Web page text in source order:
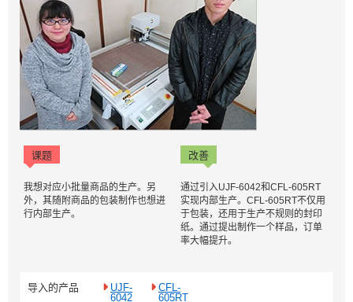
课题 改善
我想对应小批量商品的生产。另
外，其随附商品的包装制作也想进
行内部生产。
通过引入UJF-6042和CFL-605RT
实现内部生产。CFL-605RT不仅用
于包装，还用于生产不规则的封印
纸。通过提出制作一个样品，订单
率大幅提升。
导入的产品
UJF-
6042
CFL-
605RT